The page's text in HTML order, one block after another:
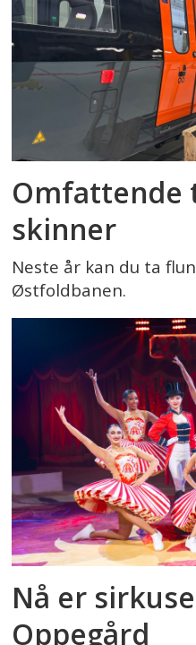
Omfattende
skinner
Neste år kan du ta
Østfoldbanen.
Nå er
Oppegård